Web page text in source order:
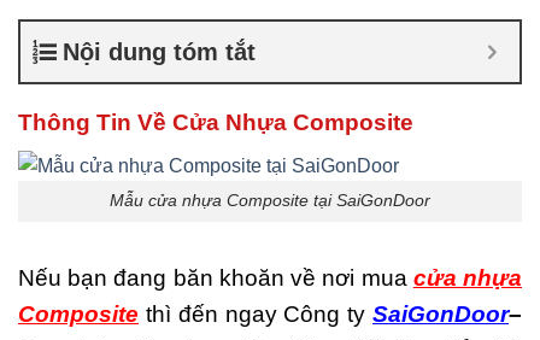
composite có tốt không,Sản
Nội dung tóm tắt
Thông Tin Về Cửa Nhựa Composite
Mẫu cửa nhựa Composite tại SaiGonDoor
Nếu bạn đang băn khoăn về nơi mua cửa nhựa
Composite thì đến ngay Công ty SaiGonDoor–